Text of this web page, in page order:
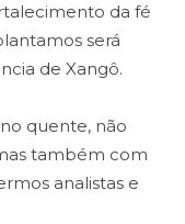
da fé
será
de Xangô.
quente, não
também com
analistas e